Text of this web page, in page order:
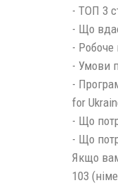
- ТОП 3
- Що
- Робоче
- Умови
-
for
- Що
- Що
Якщо
103